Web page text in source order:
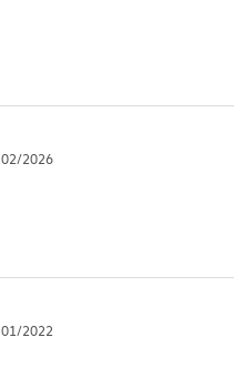
02/2026
01/2022